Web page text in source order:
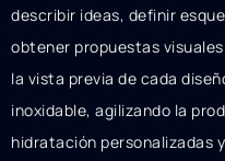
describir ideas, definir
obtener propuestas
la vista previa de cada
inoxidable, agilizando la
hidratación personalizadas